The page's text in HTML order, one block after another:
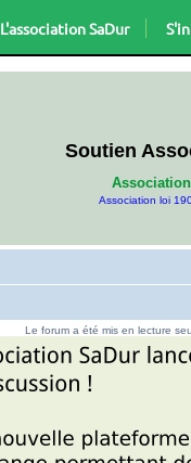
L'association SaDur
Soutien
Association loi
Le forum a été mis en lecture